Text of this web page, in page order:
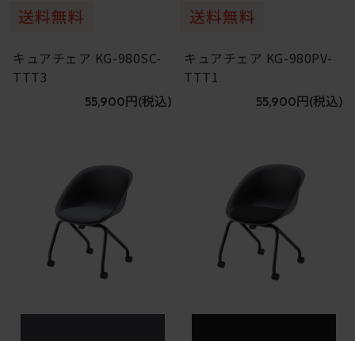
キュアチェア KG-980SC-
TTT3
55,900円 (税込)
キュアチェア KG-980PV-
TTT1
55,900円 (税込)